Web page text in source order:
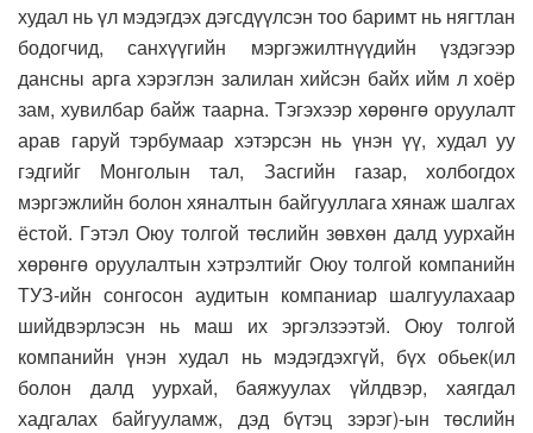
худал нь үл мэдэгдэх дэгсдүүлсэн тоо баримт нь нягтлан
бодогчид, санхүүгийн мэргэжилтнүүдийн үздэгээр
дансны арга хэрэглэн залилан хийсэн байх ийм л хоёр
зам, хувилбар байж таарна. Тэгэхээр хөрөнгө оруулалт
арав гаруй тэрбумаар хэтэрсэн нь үнэн үү, худал уу
гэдгийг Монголын тал, Засгийн газар, холбогдох
мэргэжлийн болон хяналтын байгууллага хянаж шалгах
ёстой. Гэтэл Оюу толгой төслийн зөвхөн далд уурхайн
хөрөнгө оруулалтын хэтрэлтийг Оюу толгой компанийн
ТУЗ-ийн сонгосон аудитын компаниар шалгуулахаар
шийдвэрлэсэн нь маш их эргэлзээтэй. Оюу толгой
компанийн үнэн худал нь мэдэгдэхгүй, бүх обьек(ил
болон далд уурхай, баяжуулах үйлдвэр, хаягдал
хадгалах байгууламж, дэд бүтэц зэрэг)-ын төслийн